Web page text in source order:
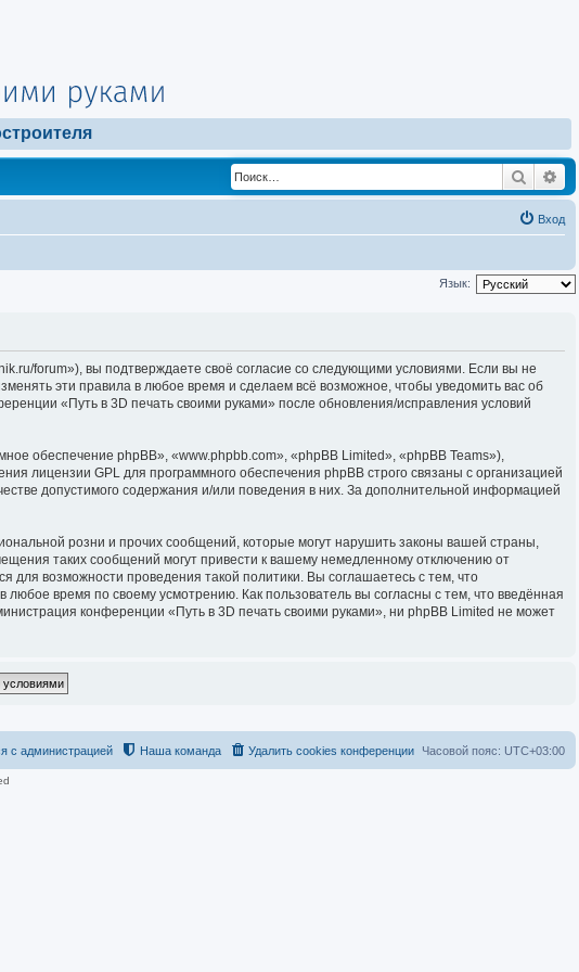
Поиск
Вход
Язык:
forum»), вы подтверждаете своё согласие со следующими условиями. Если вы не
эти правила в любое время и сделаем всё возможное, чтобы уведомить вас об
«Путь в 3D печать своими руками» после обновления/исправления условий
обеспечение phpBB», «www.phpbb.com», «phpBB Limited», «phpBB Teams»),
лицензии GPL для программного обеспечения phpBB строго связаны с организацией
допустимого содержания и/или поведения в них. За дополнительной информацией
розни и прочих сообщений, которые могут нарушить законы вашей страны,
таких сообщений могут привести к вашему немедленному отключению от
возможности проведения такой политики. Вы соглашаетесь с тем, что
время по своему усмотрению. Как пользователь вы согласны с тем, что введённая
конференции «Путь в 3D печать своими руками», ни phpBB Limited не может
Часовой пояс: UTC+03:00
Удалить cookies конференции
Наша команда
с администрацией